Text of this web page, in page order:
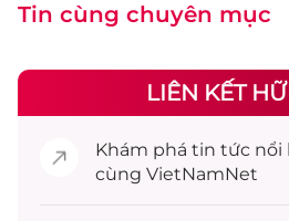
Tin cùng chuyên mục
LIÊN KẾT
Khám phá tin tức nổi
cùng VietNamNet